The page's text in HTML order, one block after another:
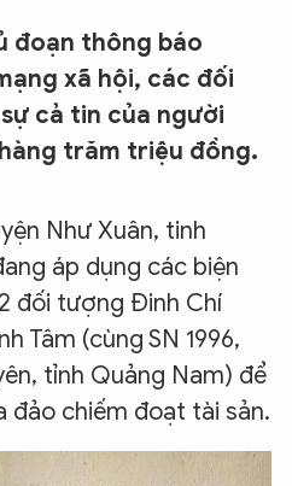
đoạn thông báo
xã hội, các đối
cả tin của người
trăm triệu đồng.
Như Xuân, tinh
áp dụng các biện
đối tượng Đinh Chí
Tâm (cùng SN 1996,
tỉnh Quảng Nam) để
đảo chiếm đoạt tài sản.